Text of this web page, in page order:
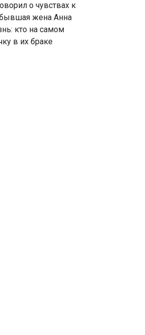
о чувствах к
жена Анна
кто на самом
в их браке